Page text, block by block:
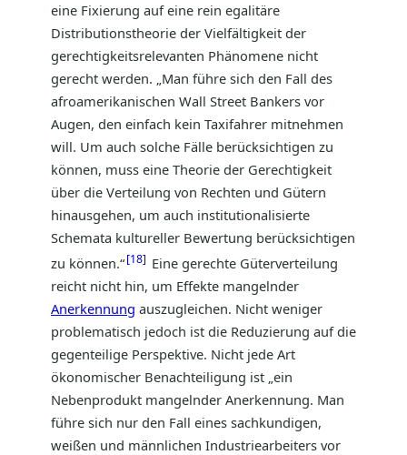
eine Fixierung auf eine rein egalitäre
Distributionstheorie der Vielfältigkeit der
gerechtigkeitsrelevanten Phänomene nicht
gerecht werden. „Man führe sich den Fall des
afroamerikanischen Wall Street Bankers vor
Augen, den einfach kein Taxifahrer mitnehmen
will. Um auch solche Fälle berücksichtigen zu
können, muss eine Theorie der Gerechtigkeit
über die Verteilung von Rechten und Gütern
hinausgehen, um auch institutionalisierte
Schemata kultureller Bewertung berücksichtigen
zu können.“ 18
Eine gerechte Güterverteilung
reicht nicht hin, um Effekte mangelnder
Anerkennung auszugleichen. Nicht weniger
problematisch jedoch ist die Reduzierung auf die
gegenteilige Perspektive. Nicht jede Art
ökonomischer Benachteiligung ist „ein
Nebenprodukt mangelnder Anerkennung. Man
führe sich nur den Fall eines sachkundigen,
weißen und männlichen Industriearbeiters vor